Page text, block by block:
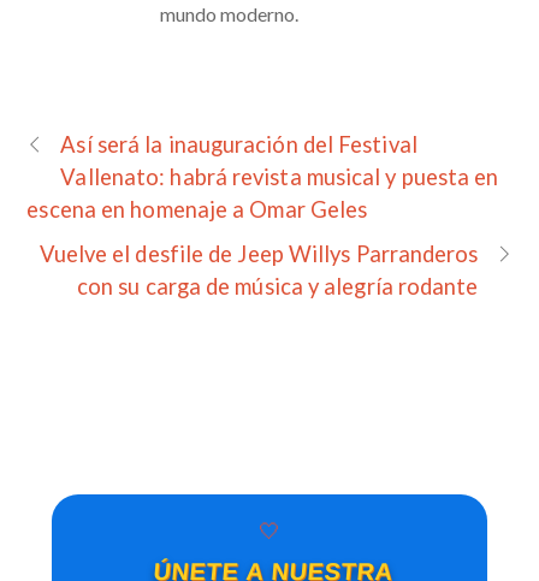
mundo moderno.​
Así será la inauguración del Festival
Vallenato: habrá revista musical y puesta en
escena en homenaje a Omar Geles
Vuelve el desfile de Jeep Willys Parranderos
con su carga de música y alegría rodante
🤍
ÚNETE A NUESTRA